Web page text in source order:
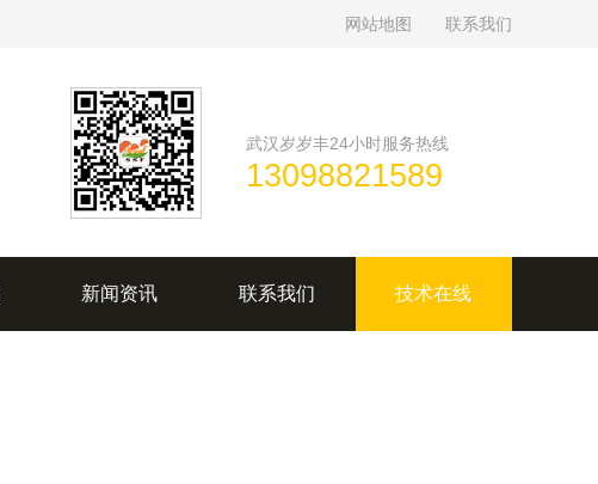
联系我们
网站地图
武汉岁岁丰24小时服务热线
13098821589
新闻资讯 联系我们 技术在线